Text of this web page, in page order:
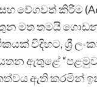
සහ වේගවත් කිරීම
මත තමයි
විදිහට, ශ්‍රී
ඇතුළේ “පළමුව
ඇති කරමින්